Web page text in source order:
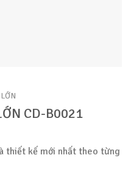
CD-B0021
thiết kế mới nhất theo từng